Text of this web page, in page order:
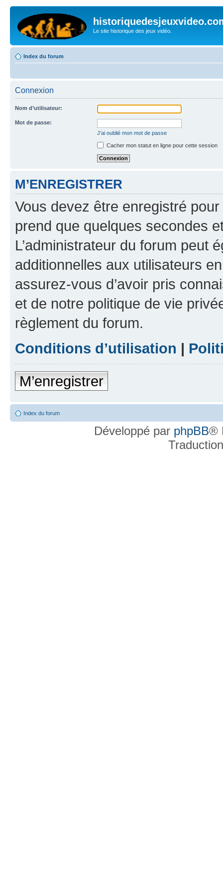
Le site historique des jeux vidéo.
Index du forum
Connexion
Nom d’utilisateur:
Mot de passe:
J’ai oublié mon mot de passe
Cacher mon statut en ligne pour cette session
M’ENREGISTRER
Vous devez être enregistré
prend que quelques secondes
L’administrateur du forum peut
additionnelles aux utilisateurs
assurez-vous d’avoir pris
et de notre politique de vie
règlement du forum.
Conditions d’utilisation |
M’enregistrer
Index du forum
Développé par phpBB®